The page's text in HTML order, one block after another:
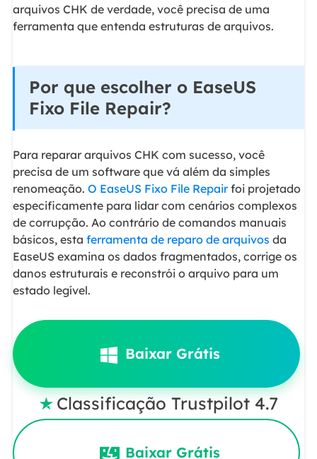
arquivos CHK de verdade, você precisa de uma
ferramenta que entenda estruturas de arquivos.
Por que escolher o EaseUS
Fixo File Repair?
Para reparar arquivos CHK com sucesso, você
precisa de um software que vá além da simples
renomeação. O EaseUS Fixo File Repairfoi projetado
especificamente para lidar com cenários complexos
de corrupção. Ao contrário de comandos manuais
básicos, esta ferramenta de reparo de arquivos da
EaseUS examina os dados fragmentados, corrige os
danos estruturais e reconstrói o arquivo para um
estado legível.
Baixar Grátis
 Classificação Trustpilot 4.7
Baixar Grátis